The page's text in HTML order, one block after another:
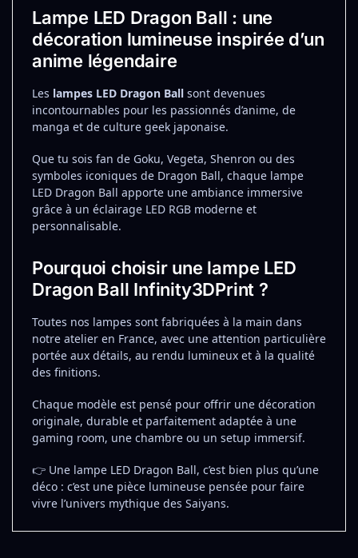
Lampe LED Dragon Ball : une
décoration lumineuse inspirée d’un
anime légendaire
Les lampes LED Dragon Ball sont devenues
incontournables pour les passionnés d’anime, de
manga et de culture geek japonaise.
Que tu sois fan de Goku, Vegeta, Shenron ou des
symboles iconiques de Dragon Ball, chaque lampe
LED Dragon Ball apporte une ambiance immersive
grâce à un éclairage LED RGB moderne et
personnalisable.
Pourquoi choisir une lampe LED
Dragon Ball Infinity3DPrint ?
Toutes nos lampes sont fabriquées à la main dans
notre atelier en France, avec une attention particulière
portée aux détails, au rendu lumineux et à la qualité
des finitions.
Chaque modèle est pensé pour offrir une décoration
originale, durable et parfaitement adaptée à une
gaming room, une chambre ou un setup immersif.
👉 Une lampe LED Dragon Ball, c’est bien plus qu’une
déco : c’est une pièce lumineuse pensée pour faire
vivre l’univers mythique des Saiyans.